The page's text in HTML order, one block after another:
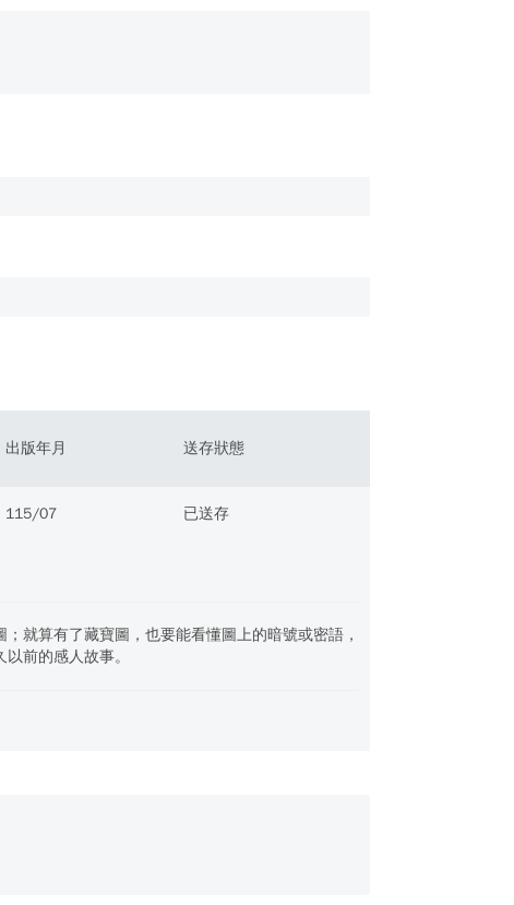
出版年月 送存狀態
115/07 已送存
就算有了藏寶圖，也要能看懂圖上的暗號或密語，
前的感人故事。